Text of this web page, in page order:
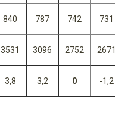
840 787 742 731
3531 3096 2752
3,8 3,2 0 -1,2